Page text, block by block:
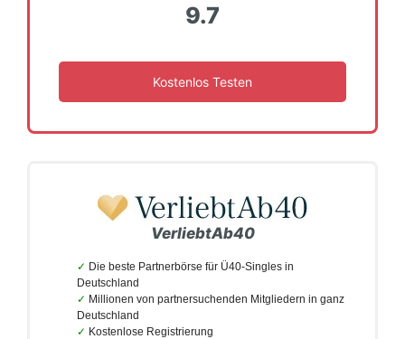
9.7
Kostenlos Testen
VerliebtAb40
Die beste Partnerbörse für Ü40-Singles in
Deutschland
Millionen von partnersuchenden Mitgliedern in ganz
Deutschland
Kostenlose Registrierung